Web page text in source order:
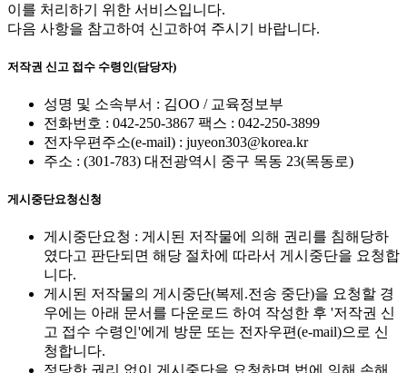
이를 처리하기 위한 서비스입니다.
다음 사항을 참고하여 신고하여 주시기 바랍니다.
저작권 신고 접수 수령인(담당자)
성명 및 소속부서 : 김OO / 교육정보부
전화번호 : 042-250-3867 팩스 : 042-250-3899
전자우편주소(e-mail) : juyeon303@korea.kr
주소 : (301-783) 대전광역시 중구 목동 23(목동로)
게시중단요청신청
게시중단요청 : 게시된 저작물에 의해 권리를 침해당하
였다고 판단되면 해당 절차에 따라서 게시중단을 요청합
니다.
게시된 저작물의 게시중단(복제.전송 중단)을 요청할 경
우에는 아래 문서를 다운로드 하여 작성한 후 '저작권 신
고 접수 수령인'에게 방문 또는 전자우편(e-mail)으로 신
청합니다.